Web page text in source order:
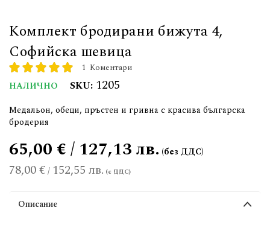
Комплект бродирани бижута 4,
Софийска шевица
рейтинг: 1 Коментари
НАЛИЧНО SKU 1205
Медальон, обеци, пръстен и гривна с красива българска
бродерия
78,00 €/ 152,55 лв.
65,00 € / 127,13 лв.
Описание